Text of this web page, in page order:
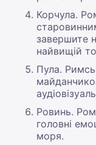
Корчула.
завершите
найвищій
Пула.
Ровинь.
головні
моря.